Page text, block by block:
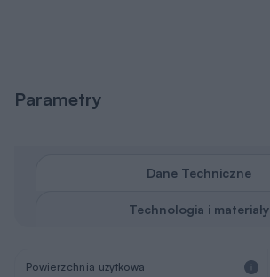
Parametry
Dane Techniczne
Technologia i materiały
Powierzchnia użytkowa